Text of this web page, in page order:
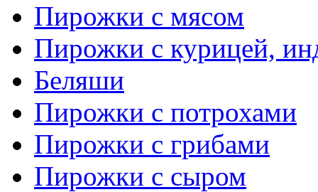
Пирожки с мясом
Пирожки с курицей,
Беляши
Пирожки с потрохами
Пирожки с грибами
Пирожки с сыром